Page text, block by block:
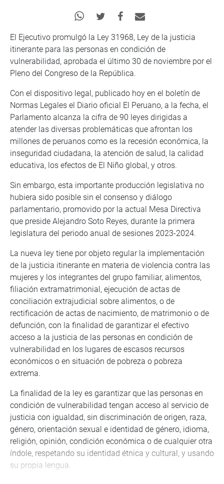
El Ejecutivo promulgó la Ley 31968, Ley de la justicia
itinerante para las personas en condición de
vulnerabilidad, aprobada el último 30 de noviembre por el
Pleno del Congreso de la República.
Con el dispositivo legal, publicado hoy en el boletín de
Normas Legales el Diario oficial El Peruano, a la fecha, el
Parlamento alcanza la cifra de 90 leyes dirigidas a
atender las diversas problemáticas que afrontan los
millones de peruanos como es la recesión económica, la
inseguridad ciudadana, la atención de salud, la calidad
educativa, los efectos de El Niño global, y otros.
Sin embargo, esta importante producción legislativa no
hubiera sido posible sin el consenso y diálogo
parlamentario, promovido por la actual Mesa Directiva
que preside Alejandro Soto Reyes, durante la primera
legislatura del periodo anual de sesiones 2023-2024.
La nueva ley tiene por objeto regular la implementación
de la justicia itinerante en materia de violencia contra las
mujeres y los integrantes del grupo familiar, alimentos,
filiación extramatrimonial, ejecución de actas de
conciliación extrajudicial sobre alimentos, o de
rectificación de actas de nacimiento, de matrimonio o de
defunción, con la finalidad de garantizar el efectivo
acceso a la justicia de las personas en condición de
vulnerabilidad en los lugares de escasos recursos
económicos o en situación de pobreza o pobreza
extrema.
La finalidad de la ley es garantizar que las personas en
condición de vulnerabilidad tengan acceso al servicio de
justicia con igualdad, sin discriminación de origen, raza,
género, orientación sexual e identidad de género, idioma,
religión, opinión, condición económica o de cualquier otra
índole, respetando su identidad étnica y cultural, y usando
su propia lengua.